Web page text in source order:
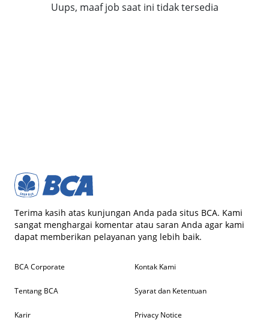
Uups, maaf job saat ini tidak tersedia
Terima kasih atas kunjungan Anda pada situs BCA. Kami
sangat menghargai komentar atau saran Anda agar kami
dapat memberikan pelayanan yang lebih baik.
BCA Corporate Kontak Kami
Tentang BCA Syarat dan Ketentuan
Karir Privacy Notice